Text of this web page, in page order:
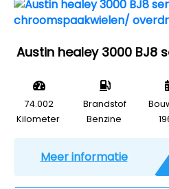
Austin healey 3000 BJ8
74.002
Kilometer
Brandstof
Benzine
Meer informatie